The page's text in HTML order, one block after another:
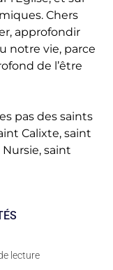
Chers
approfondir
notre vie, parce
de l’être
pas des saints
Calixte, saint
Nursie, saint
lecture